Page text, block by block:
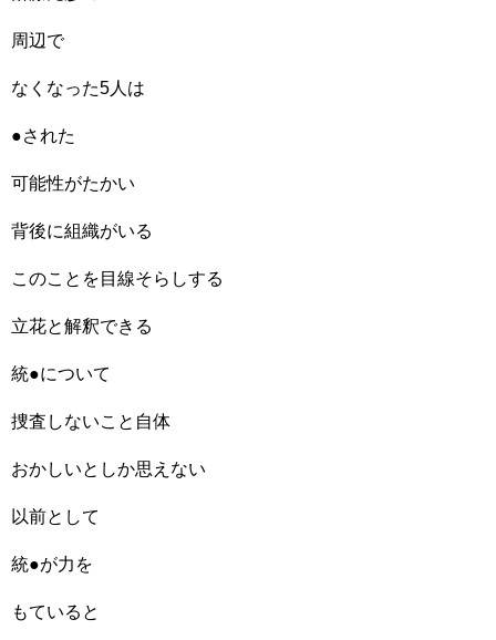
周辺で
なくなった5人は
●された
可能性がたかい
背後に組織がいる
このことを目線そらしする
立花と解釈できる
統●について
捜査しないこと自体
おかしいとしか思えない
以前として
統●が力を
もていると